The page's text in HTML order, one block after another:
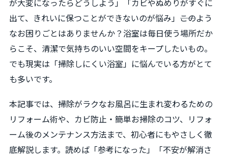
が大変になったらどうしよう」「カビやぬめりがすぐに
出て、きれいに保つことができないのが悩み」――このよう
なお困りごとはありませんか？浴室は毎日使う場所だか
らこそ、清潔で気持ちのいい空間をキープしたいもの。
でも現実は「掃除しにくい浴室」に悩んでいる方がとて
も多いです。
本記事では、掃除がラクなお風呂に生まれ変わるための
リフォーム術や、カビ防止・簡単お掃除のコツ、リフォ
ーム後のメンテナンス方法まで、初心者にもやさしく徹
底解説します。読めば「参考になった」「不安が解消さ